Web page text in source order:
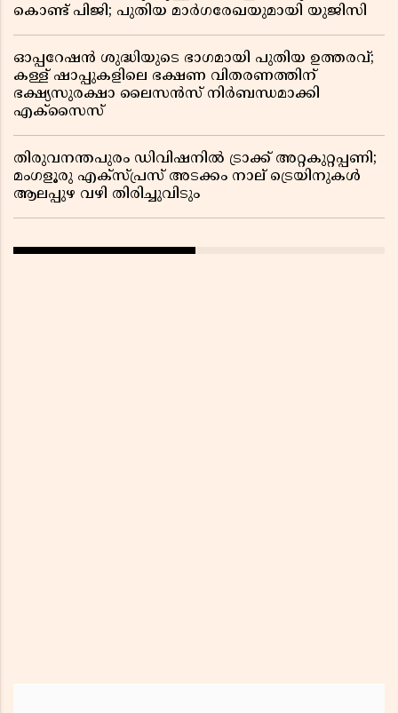
കൊണ്ട് പിജി; പുതിയ മാർഗരേഖയുമായി യുജിസി
ഓപ്പറേഷൻ ശുദ്ധിയുടെ ഭാഗമായി പുതിയ ഉത്തരവ്;
കള്ള് ഷാപ്പുകളിലെ ഭക്ഷണ വിതരണത്തിന്
ഭക്ഷ്യസുരക്ഷാ ലൈസൻസ് നിർബന്ധമാക്കി
എക്സൈസ്
തിരുവനന്തപുരം ഡിവിഷനിൽ ട്രാക്ക് അറ്റകുറ്റപ്പണി;
മംഗളൂരു എക്സ്പ്രസ് അടക്കം നാല് ട്രെയിനുകൾ
ആലപ്പുഴ വഴി തിരിച്ചുവിടും